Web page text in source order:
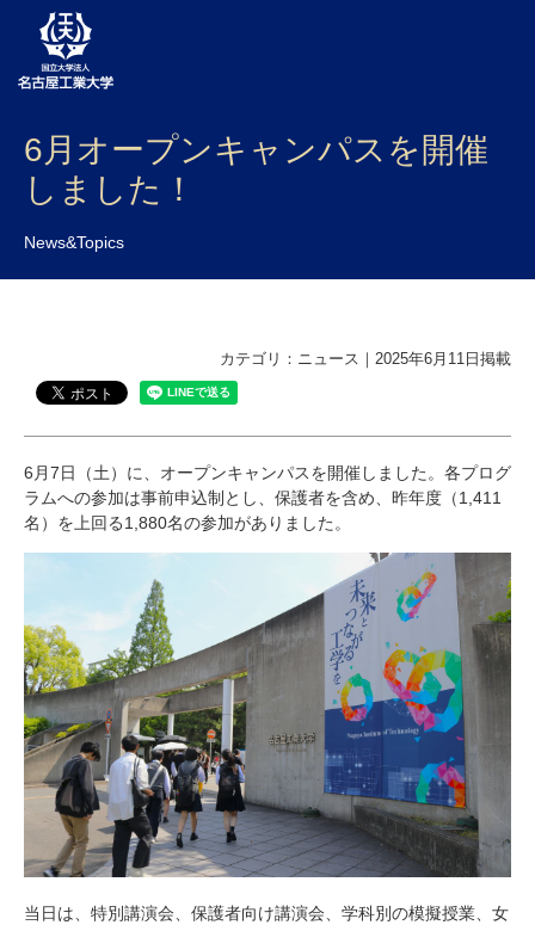
大学案内
学部・大学院・センター
入試
国際交流
受験生 在学生
企業・研究者
地域・一般
寄附のお願い
アクセス
キャンパスマップ English 資料請求
6月オープンキャンパスを開催
しました！
News&Topics
カテゴリ：ニュース｜2025年6月11日掲載
6月7日（土）に、オープンキャンパスを開催しました。各プログ
ラムへの参加は事前申込制とし、保護者を含め、昨年度（1,411
名）を上回る1,880名の参加がありました。
当日は、特別講演会、保護者向け講演会、学科別の模擬授業、女